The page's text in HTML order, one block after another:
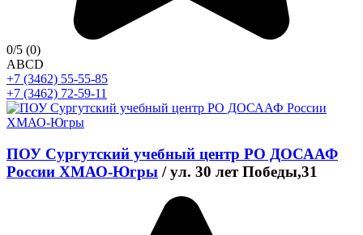
0/5 (0)
ABCD
+7 (3462) 55-55-85
+7 (3462) 72-59-11
ПОУ Сургутский учебный центр РО ДОСААФ
России ХМАО-Югры /ул. 30 лет Победы,31